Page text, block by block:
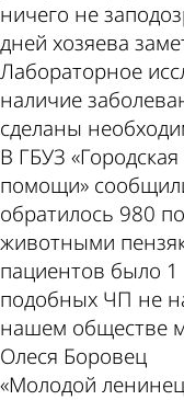
ничего не
дней хозяева
Лабораторное
наличие
сделаны
В ГБУЗ
помощи»
обратилось 980
животными
пациентов было 1
подобных ЧП не
нашем обществе
Олеся Боровец
«Молодой